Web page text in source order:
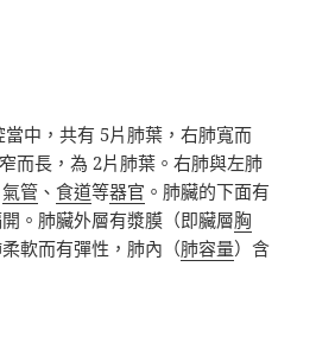
中，共有 5片肺葉，右肺寬而
而長，為 2片肺葉。右肺與左肺
氣管 、食道等器官 。肺臟的下面有
。肺臟外層有漿膜（即臟層胸
軟而有彈性，肺內（肺容量）含